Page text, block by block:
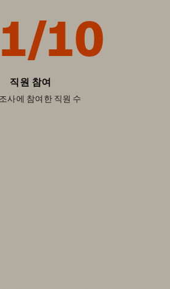
10
직원 참여
사에 참여한 직원 수